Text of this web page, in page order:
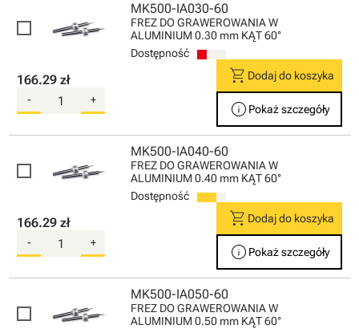
MK500-IA030-60
FREZ DO GRAWEROWANIA W
ALUMINIUM 0.30 mm KĄT 60°
Dostępność
166.29 zł
- +
shopping_cart Dodaj do koszyka
info Pokaż szczegóły
MK500-IA040-60
FREZ DO GRAWEROWANIA W
ALUMINIUM 0.40 mm KĄT 60°
Dostępność
166.29 zł
- +
shopping_cart Dodaj do koszyka
info Pokaż szczegóły
MK500-IA050-60
FREZ DO GRAWEROWANIA W
ALUMINIUM 0.50 mm KĄT 60°